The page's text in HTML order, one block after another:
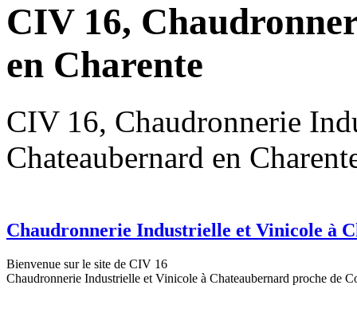
CIV 16,
en Charente
CIV 16, Chaudronnerie
Chateaubernard en
Chaudronnerie Industrielle et Vinicole à
Bienvenue sur le site de CIV 16
Chaudronnerie Industrielle et Vinicole à Chateaubernard proche de